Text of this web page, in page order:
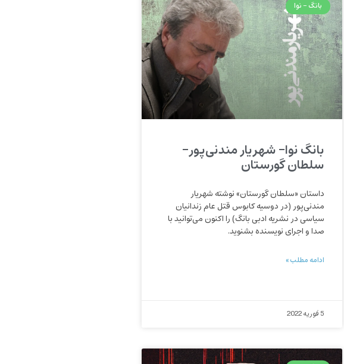
بانگ - نوا
بانگ نوا- شهریار مندنی‌پور-
سلطان گورستان
داستان «سلطان گورستان» نوشته شهریار
مندنی‌پور (در دوسیه کابوس قتل عام زندانیان
سیاسی در نشریه ادبی بانگ) را اکنون می‌توانید با
صدا و اجرای نویسنده بشنوید.
ادامه مطلب »
5 فوریه 2022